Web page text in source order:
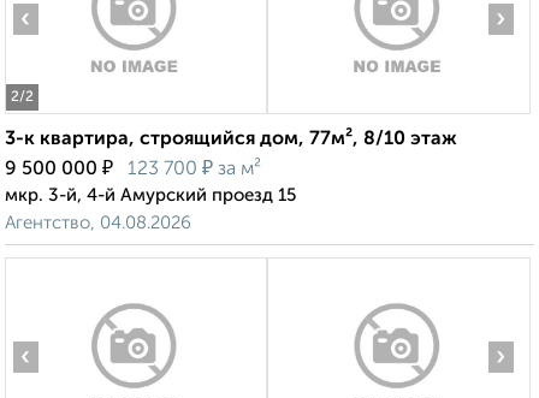
2/2
‹ ›
3-к квартира, строящийся дом, 77м², 8/10 этаж
9 500 000 ₽ 123 700 ₽ за м²
мкр. 3-й, 4-й Амурский проезд 15
Агентство, 04.08.2026
‹ ›